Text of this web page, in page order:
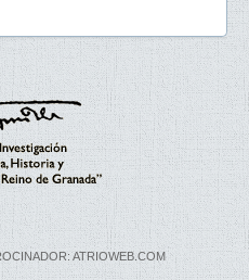
ATRIOWEB.COM